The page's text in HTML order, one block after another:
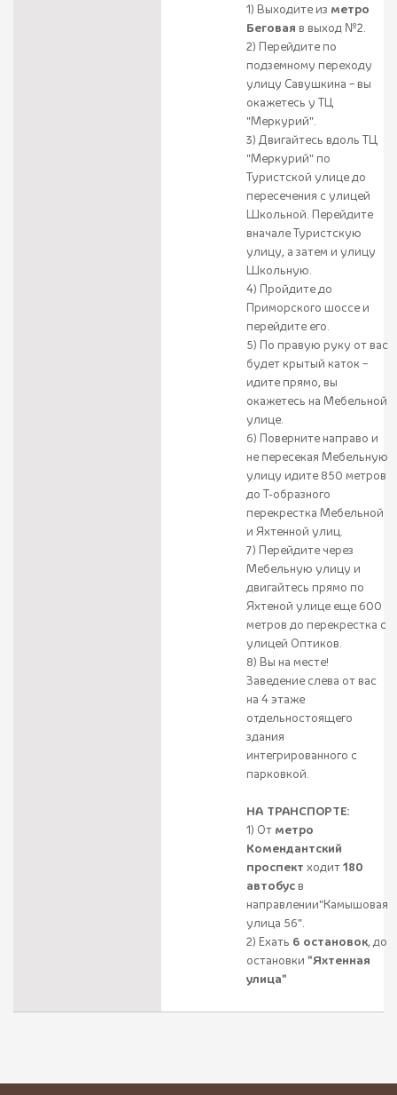
1) Выходите из метро
Беговая в выход №2.
2) Перейдите по
подземному переходу
улицу Савушкина – вы
окажетесь у ТЦ
"Меркурий".
3) Двигайтесь вдоль ТЦ
"Меркурий" по
Туристской улице до
пересечения с улицей
Школьной. Перейдите
вначале Туристскую
улицу, а затем и улицу
Школьную.
4) Пройдите до
Приморского шоссе и
перейдите его.
5) По правую руку от вас
будет крытый каток –
идите прямо, вы
окажетесь на Мебельной
улице.
6) Поверните направо и
не пересекая Мебельную
улицу идите 850 метров
до Т-образного
перекрестка Мебельной
и Яхтенной улиц.
7) Перейдите через
Мебельную улицу и
двигайтесь прямо по
Яхтеной улице еще 600
метров до перекрестка с
улицей Оптиков.
8) Вы на месте!
Заведение слева от вас
на 4 этаже
отдельностоящего
здания
интегрированного с
парковкой.
НА ТРАНСПОРТЕ:
1) От метро
Комендантский
проспект ходит180
автобус в
направлении"Камышовая
улица 56".
2) Ехать 6 остановок, до
остановки "Яхтенная
улица"